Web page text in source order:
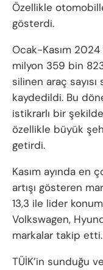
Özellikle
gösterdi.
Ocak-Kasım
milyon 359 bin
silinen araç
kaydedildi. Bu
istikrarlı bir
özellikle büyük
getirdi.
Kasım ayında en
artışı gösteren
13,3 ile lider
Volkswagen,
markalar takip etti.
TÜİK’in sunduğu